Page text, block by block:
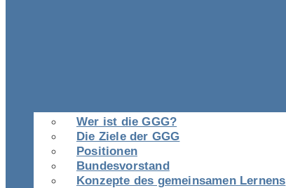
Wer ist die GGG?
Die Ziele der GGG
Positionen
Bundesvorstand
Konzepte des gemeinsamen Lernens